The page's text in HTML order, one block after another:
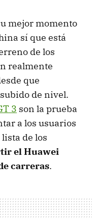
mejor momento
sí que está
de los
realmente
que
de nivel.
3 son la prueba
a los usuarios
de los
el Huawei
carreras.